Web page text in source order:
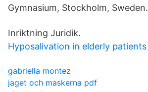
Gymnasium, Stockholm, Sweden.
Inriktning Juridik.
Hyposalivation in elderly patients
gabriella montez
jaget och maskerna pdf